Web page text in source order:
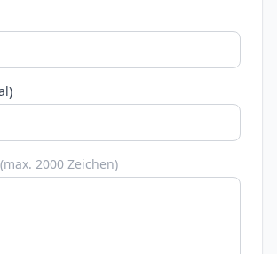
(max. 2000 Zeichen)